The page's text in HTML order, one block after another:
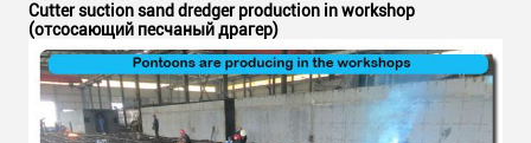
Cutter suction sand dredger production in workshop
(отсосающий песчаный драгер)